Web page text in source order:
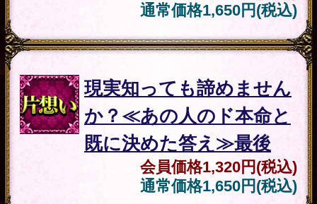
不倫
愛と幸せ見極める【不倫
実/迫る選択/離婚/終焉
会員価格2,530円(税込)
通常価格3,080円(税込)
本音全部ダダ漏れ≪あの
人の露骨な18感情≫Hな